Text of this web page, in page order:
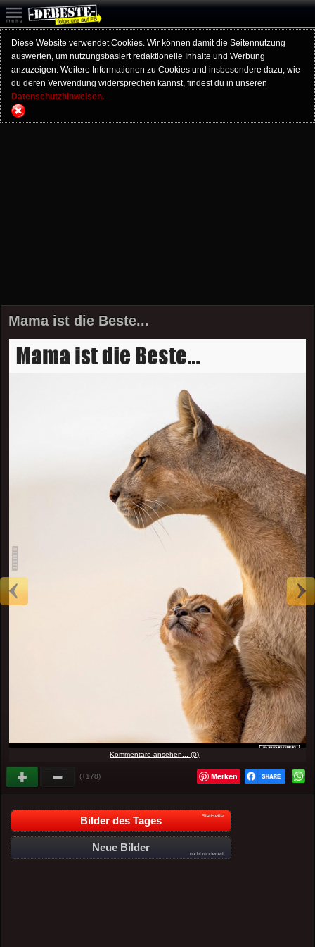
Diese Website verwendet Cookies. Wir können damit die Seitennutzung
auswerten, um nutzungsbasiert redaktionelle Inhalte und Werbung
anzuzeigen. Weitere Informationen zu Cookies und insbesondere dazu, wie
du deren Verwendung widersprechen kannst, findest du in unseren
Datenschutzhinweisen.
Mama ist die Beste...
Kommentare ansehen... (0)
(+178) Merken
Bilder des Tages Startseite
Neue Bilder
nicht moderiert